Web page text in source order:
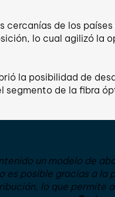
cercanías de los
lo cual agilizó la
la posibilidad de
segmento de la fibra
un modelo de
es posible gracias a
lo que permite